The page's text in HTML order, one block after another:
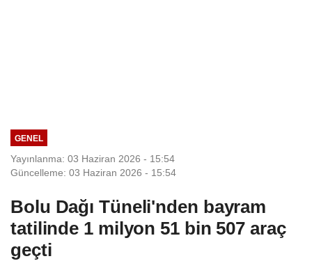
GENEL
Yayınlanma: 03 Haziran 2026 - 15:54
Güncelleme: 03 Haziran 2026 - 15:54
Bolu Dağı Tüneli'nden bayram
tatilinde 1 milyon 51 bin 507 araç
geçti